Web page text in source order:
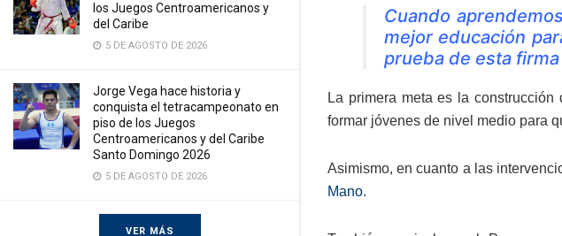
los Juegos Centroamericanos y
del Caribe
5 DE AGOSTO DE 2026
Jorge Vega hace historia y
conquista el tetracampeonato en
piso de los Juegos
Centroamericanos y del Caribe
Santo Domingo 2026
5 DE AGOSTO DE 2026
VER MÁS
Cuando
mejor educación
prueba de esta
La primera meta es la
formar jóvenes de nivel medio para
Asimismo, en cuanto a las
Mano.